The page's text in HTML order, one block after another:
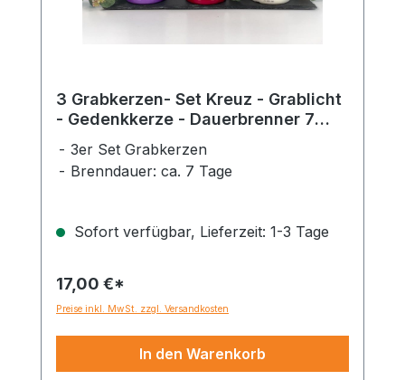
3 Grabkerzen- Set Kreuz - Grablicht
- Gedenkkerze - Dauerbrenner 7
3er Set Grabkerzen
Brenndauer: ca. 7 Tage
Sofort verfügbar, Lieferzeit: 1-3 Tage
17,00 €*
Preise inkl. MwSt. zzgl. Versandkosten
In den Warenkorb